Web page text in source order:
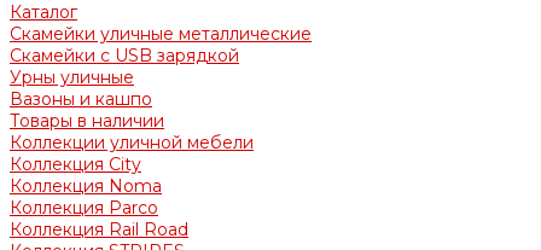
Каталог
Скамейки уличные металлические
Скамейки с USB зарядкой
Урны уличные
Вазоны и кашпо
Товары в наличии
Коллекции уличной мебели
Коллекция City
Коллекция Noma
Коллекция Parco
Коллекция Rail Road